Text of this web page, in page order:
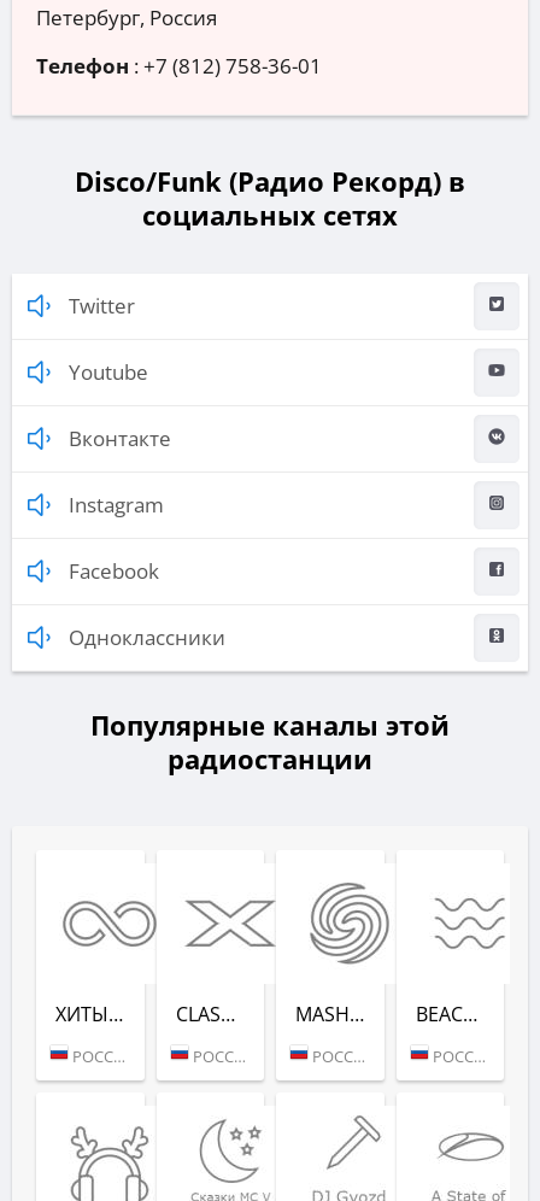
Петербург, Россия
Телефон :+7 (812) 758-36-01
Disco/Funk (Радио Рекорд) в
социальных сетях
Twitter
Youtube
Вконтакте
Instagram
Facebook
Одноклассники
Популярные каналы этой
радиостанции
ХИТЫ ВСЕХ ВРЕ­МЕН (RADIO RECORD)
РОССИЯ (МОСКВА)
CLASSIX (RADIO RECORD)
РОССИЯ (МОСКВА)
MASHUP (РАДИО РЕКОРД)
РОССИЯ (МОСКВА)
BEACH PARTY (РАДИО РЕКОРД)
РОССИЯ (САНКТ-ПЕТЕРБУРГ)